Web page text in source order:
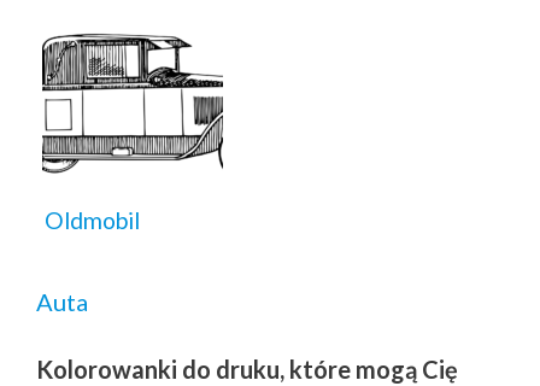
Oldmobil
Auta
Kolorowanki do druku, które mogą Cię